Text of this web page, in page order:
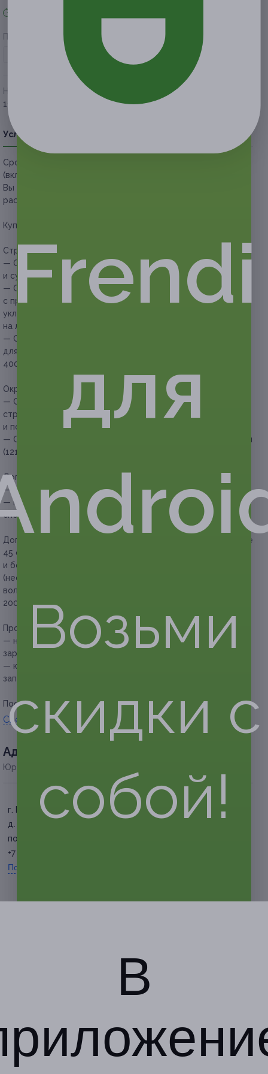
Поделиться с друзьями
Начало действия
19 января 2021 г.
Окончание действия
22 апреля 2021 г.
Условия
Срок действия купонов:
(включительно).
Вы можете предъявить купон в электронном или
распечатанном виде.
Купон действует на следующие виды услуг:
Стрижка:
— Скидка 58% на мужскую стрижку с мытьем головы
и сушкой по форме (294 руб. вместо 700 руб.)
— Скидка 75% на женскую стрижку, мытье головы
с профессиональными средствами и повседневную
укладку с использованием масел и термозащиты
на любую длину волос (300 руб. вместо 1200 руб.)
— Скидка 80% на женскую стрижку, мытье головы, ботокс
для волос и повседневную укладку (800 руб. вместо
4000 руб.)
Окрашивание:
— Скидка 60% на окрашивание в один тон волос до 45 см,
стрижку, мытье головы, SPA-уход «Блестящее сияние»
и повседневную укладку (1160 руб. вместо 2900 руб.)
— Скидка 73% на стрижку и мелирование волос с укладкой
(1215 руб. вместо 4500 руб.)
Дополнительные преимущества:
— используются красители: Matrix, Schwarzkopf;
— процедуру проводит опытный квалифицированный
специалист.
Дополнительно оплачивается на месте
длина волос более
45 см, так как купон на окрашивание, мелирование
и ботокс для волос действует на длину волос до 45 см
(необходима доплата за каждые последующие 10 см
волос): окрашивание, мелирование и ботокс для волос —
200 руб.
Прочие условия:
— необходимо записываться на нужную дату и время
заранее;
— клиент обязан сообщить об отмене или переносе
записи не менее чем за 12 часов.
Посмотреть прайс
Свернуть
Адресa
Юридическая информация о партнёре
г. Белгород, ул. Костюкова,
д. 36а
по предварительной записи
+7 (980) 370-20-20
Показать номер телефона
Frendi
для
Возьми
скидки с
собой!
В